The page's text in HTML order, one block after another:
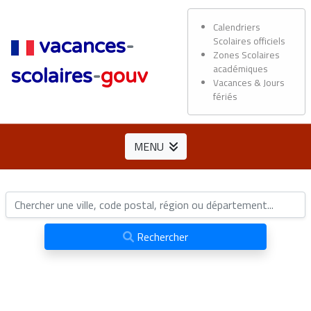
vacances-
scolaires-gouv
Calendriers
Scolaires officiels
Zones Scolaires
académiques
Vacances & Jours
fériés
MENU
Rechercher